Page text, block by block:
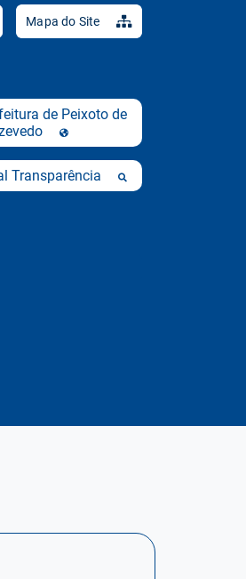
Mapa do Site
de Peixoto de
Transparência